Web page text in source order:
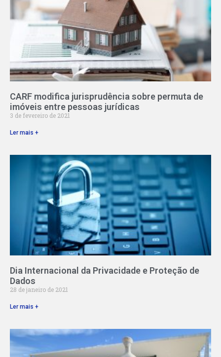
CARF modifica jurisprudência sobre permuta de
imóveis entre pessoas jurídicas
3 de fevereiro de 2021
Ler mais +
Dia Internacional da Privacidade e Proteção de
Dados
28 de janeiro de 2021
Ler mais +